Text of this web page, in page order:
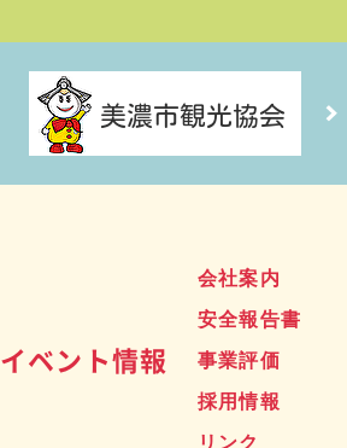
ベント情報
会社案内
安全報告書
事業評価
採用情報
リンク